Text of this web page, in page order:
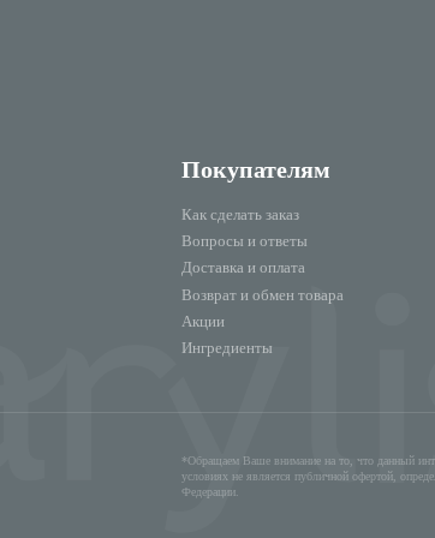
Покупателям
Как сделать заказ
Вопросы и ответы
Доставка и оплата
Возврат и обмен товара
Акции
Ингредиенты
*Обращаем Ваше внимание на то, что данный
условиях не является публичной офертой,
Федерации.